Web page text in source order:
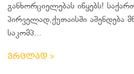
განხორციელებას იწყებს!
პირველად,ქუთაისში აშენდება
საკომპ...
ვრცლად